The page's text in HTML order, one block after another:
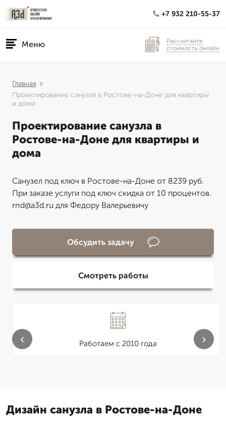
+7 932 210-55-37
Меню
Рассчитайте
стоимость онлайн
Главная
Проектирование санузла в Ростове-на-Доне для квартиры
и дома
Проектирование санузла в
Ростове-на-Доне для квартиры и
дома
Санузел под ключ в Ростове-на-Доне от 8239 руб.
При заказе услуги под ключ скидка от 10 процентов.
rnd@a3d.ru для Федору Валерьевичу
Обсудить задачу
Смотреть работы
Работаем с 2010 года
‹ ›
Дизайн санузла в Ростове-на-Доне